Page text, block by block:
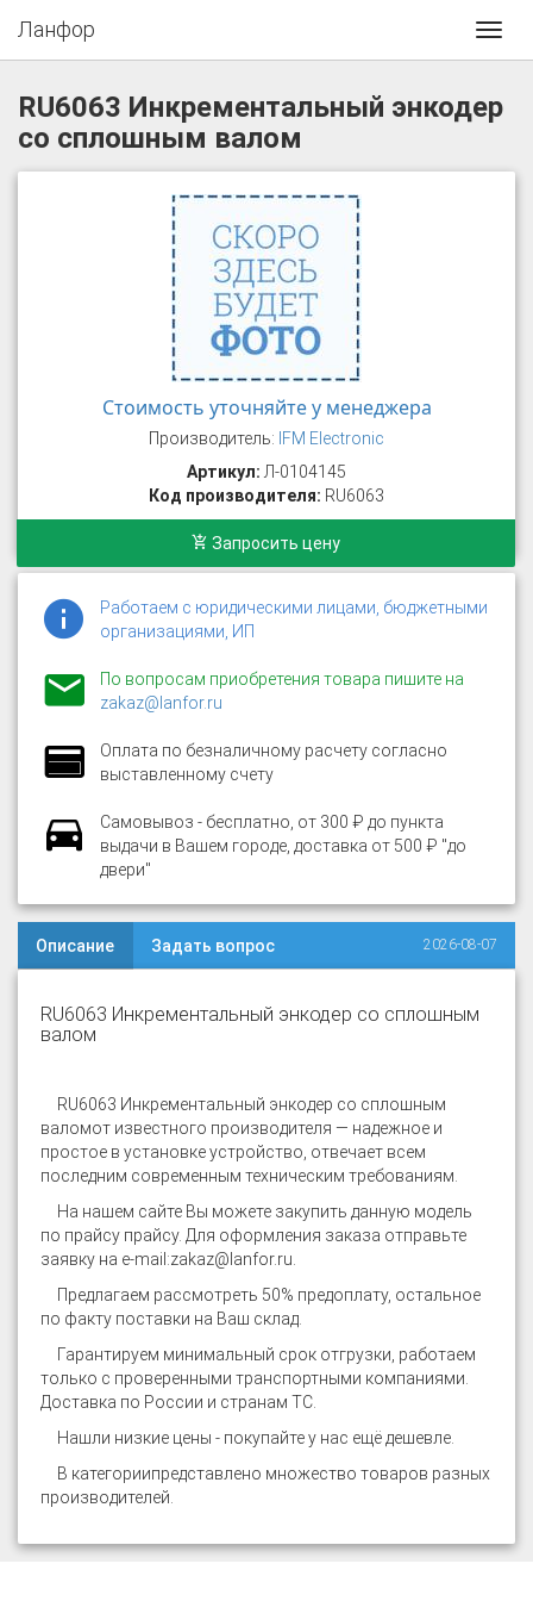
Ланфор
RU6063 Инкрементальный энкодер
со сплошным валом
Стоимость уточняйте у менеджера
Производитель: IFM Electronic
Артикул: Л-0104145
Код производителя: RU6063
Запросить цену
Работаем с юридическими лицами, бюджетными
организациями, ИП
По вопросам приобретения товара пишите на
zakaz@lanfor.ru
Оплата по безналичному расчету согласно
выставленному счету
Самовывоз - бесплатно, от 300 ₽ до пункта
выдачи в Вашем городе, доставка от 500 ₽ "до
двери"
Описание Задать вопрос 2026-08-07
RU6063 Инкрементальный энкодер со сплошным
валом
RU6063 Инкрементальный энкодер со сплошным
валомот известного производителя — надежное и
простое в установке устройство, отвечает всем
последним современным техническим требованиям.
На нашем сайте Вы можете закупить данную модель
по прайсу прайсу. Для оформления заказа отправьте
заявку на e-mail:zakaz@lanfor.ru
Предлагаем рассмотреть 50% предоплату, остальное
по факту поставки на Ваш склад.
Гарантируем минимальный срок отгрузки, работаем
только с проверенными транспортными компаниями.
Доставка по России и странам ТС.
Нашли низкие цены - покупайте у нас ещё дешевле.
В категориипредставлено множество товаров разных
производителей.